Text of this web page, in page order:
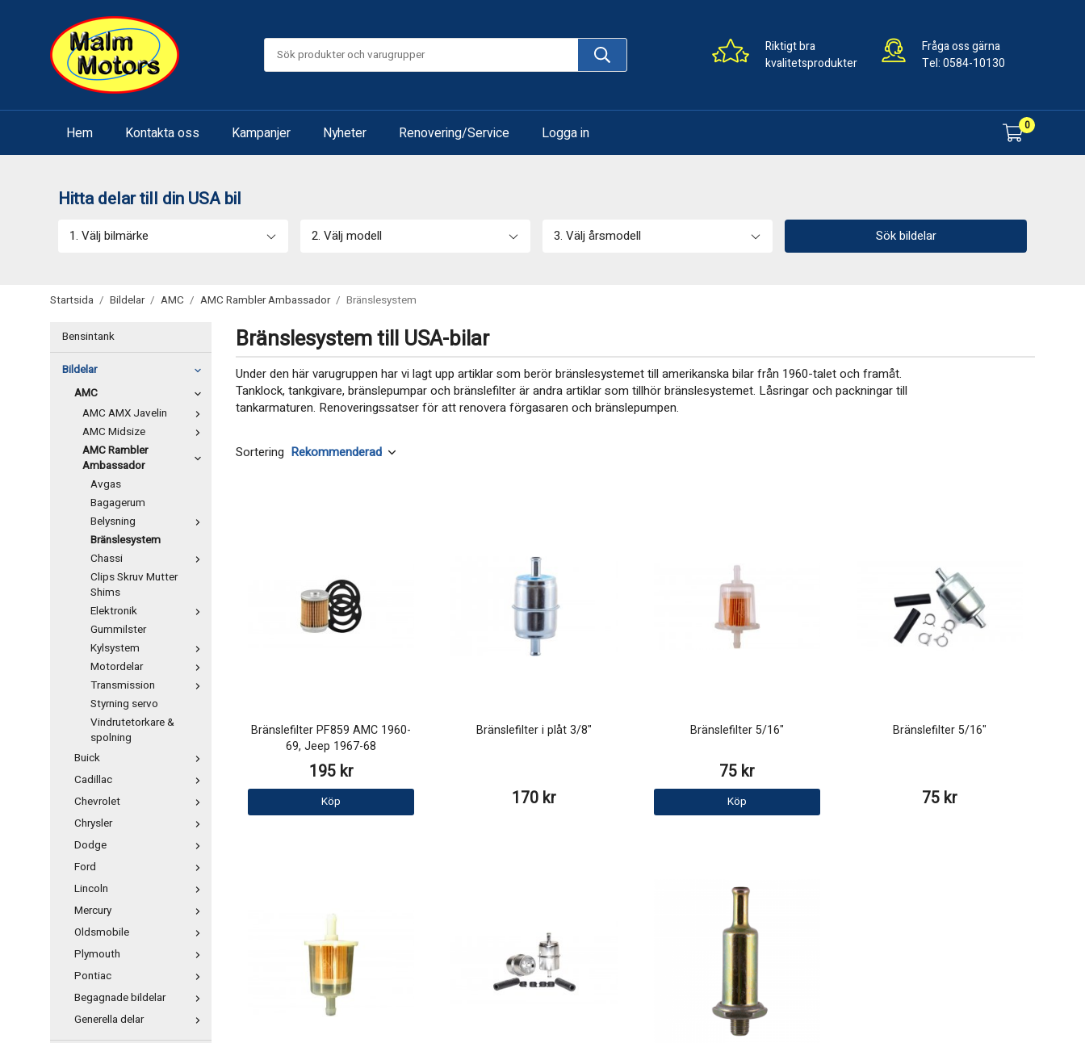
Riktigt bra
kvalitetsprodukter
Fråga oss gärna
Tel:0584-10130
Hem Kontakta oss Kampanjer Nyheter Renovering/Service Logga in 0
Hitta delar till din USA bil
1. Välj bilmärke 2. Välj modell 3. Välj årsmodell Sök bildelar
Startsida / Bildelar / AMC / AMC Rambler Ambassador / Bränslesystem
Bensintank
Bildelar
AMC
AMC AMX Javelin
AMC Midsize
AMC Rambler
Ambassador
Avgas
Bagagerum
Belysning
Bränslesystem
Chassi
Clips Skruv Mutter
Shims
Elektronik
Gummilster
Kylsystem
Motordelar
Transmission
Styrning servo
Vindrutetorkare &
spolning
Buick
Cadillac
Chevrolet
Chrysler
Dodge
Ford
Lincoln
Mercury
Oldsmobile
Plymouth
Pontiac
Begagnade bildelar
Generella delar
Bränslesystem till USA-bilar
Under den här varugruppen har vi lagt upp artiklar som berör bränslesystemet till amerikanska bilar från 1960-talet och framåt.
Tanklock, tankgivare, bränslepumpar och bränslefilter är andra artiklar som tillhör bränslesystemet. Låsringar och packningar till
tankarmaturen. Renoveringssatser för att renovera förgasaren och bränslepumpen.
Sortering
Bränslefilter PF859 AMC 1960-
69, Jeep 1967-68
195 kr
Köp
Bränslefilter i plåt 3/8"
170 kr
Bränslefilter 5/16"
75 kr
Köp
Bränslefilter 5/16"
75 kr